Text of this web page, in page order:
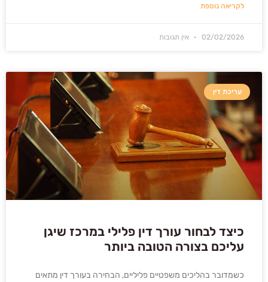
לקריאה נוספת
02/02/2026 אין תגובות
עריכת דין
כיצד לבחור עורך דין פלילי במרכז שיגן
עליכם בצורה הטובה ביותר
כשמדובר בהליכים משפטיים פליליים, הבחירה בעורך דין מתאים